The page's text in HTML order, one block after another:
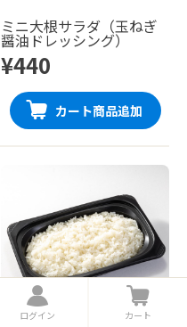
ミニ大根サラダ（玉ねぎ
醤油ドレッシング）
¥440
カート商品追加
ロ
グ
ログイン
カ
ー
カート